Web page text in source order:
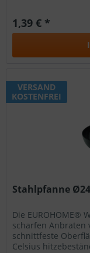
1,39 € *
VERSAND
KOSTENFREI
Stahlpfanne
Die EUROHOME®
scharfen Anbraten
schnittfeste
Celsius